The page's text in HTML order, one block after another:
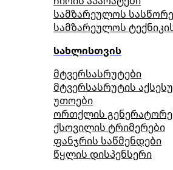
სამზარეულოს
სამზარეულოს
სახლისთვის
მტვერსასრუტები
მტვერსასრუტის
უთოები
ორთქლის
ქსოვილის ტრიმერები
ფანჯრის საწმენდები
წყლის დისპენსერი